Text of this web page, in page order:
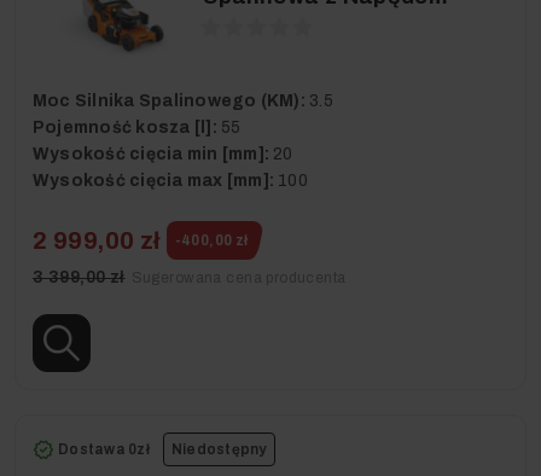
Moc Silnika Spalinowego (KM): 3.5
Pojemność kosza [l]: 55
Wysokość cięcia min [mm]: 20
Wysokość cięcia max [mm]: 100
2 999,00 zł -400,00 zł
3 399,00 zł
Niedostępny
Dostawa 0zł